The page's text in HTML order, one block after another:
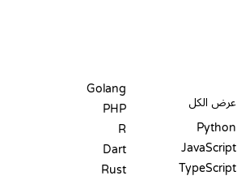
عرض الكل
Python
JavaScript
TypeScript
Golang
PHP
R
Dart
Rust